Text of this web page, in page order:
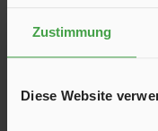
Zustimmung
Diese Website